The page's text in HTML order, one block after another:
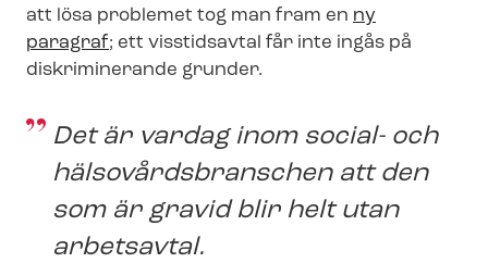
att lösa problemet tog man fram en ny
paragraf; ett visstidsavtal får inte ingås på
diskriminerande grunder.
Det är vardag inom social- och
häl­so­vårds­bran­schen att den
som är gravid blir helt utan
arbetsavtal.